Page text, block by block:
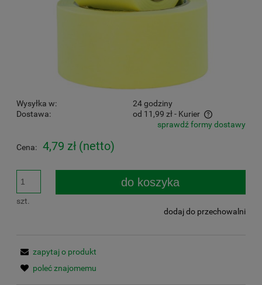
Wysyłka w:
24 godziny
Dostawa:
od 11,99 zł- Kurier
Cena nie zawiera ewentualnych kosztów płatnościsprawdź formy dostawy
Cena: 4,79 zł (netto)
szt.
do koszyka
dodaj do przechowalni
zapytaj o produkt
poleć znajomemu